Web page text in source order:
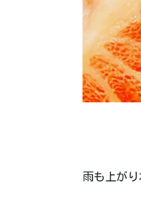
雨も上が